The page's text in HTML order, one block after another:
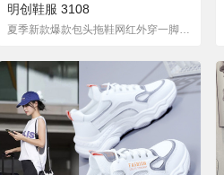
明创鞋服 3108
夏季新款爆款包头拖鞋网红外穿一脚蹬舒适懒人鞋